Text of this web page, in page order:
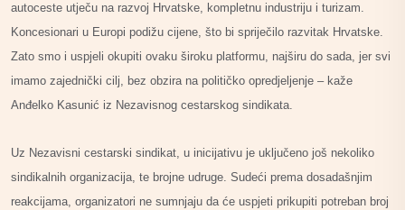
autoceste utječu na razvoj Hrvatske, kompletnu industriju i turizam.
Koncesionari u Europi podižu cijene, što bi spriječilo razvitak Hrvatske.
Zato smo i uspjeli okupiti ovaku široku platformu, najširu do sada, jer svi
imamo zajednički cilj, bez obzira na političko opredjeljenje – kaže
Anđelko Kasunić iz Nezavisnog cestarskog sindikata.
Uz Nezavisni cestarski sindikat, u inicijativu je uključeno još nekoliko
sindikalnih organizacija, te brojne udruge. Sudeći prema dosadašnjim
reakcijama, organizatori ne sumnjaju da će uspjeti prikupiti potreban broj